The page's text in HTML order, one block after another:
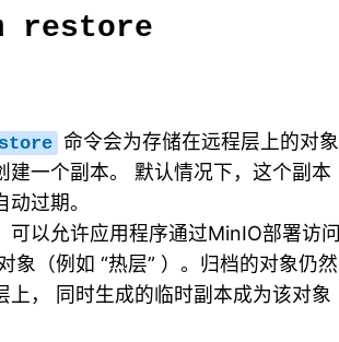
restore
命令会为存储在远程层上的对象
建一个副本。 默认情况下，这个副本
过期。
可以允许应用程序通过MinIO部署访
象（例如 “热层” ）。归档的对象仍然
上， 同时生成的临时副本成为该对象